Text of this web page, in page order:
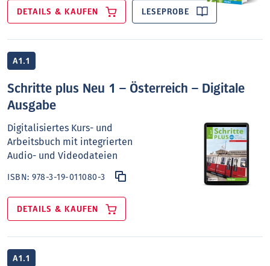
DETAILS & KAUFEN LESEPROBE
A1.1
Schritte plus Neu 1 – Österreich – Digitale
Ausgabe
Digitalisiertes Kurs- und
Arbeitsbuch mit integrierten
Audio- und Videodateien
ISBN:978-3-19-011080-3
DETAILS & KAUFEN
A1.1